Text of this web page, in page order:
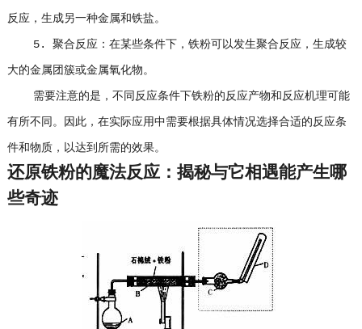
反应，生成另一种金属和铁盐。
5. 聚合反应：在某些条件下，铁粉可以发生聚合反应，生成较
大的金属团簇或金属氧化物。
需要注意的是，不同反应条件下铁粉的反应产物和反应机理可能
有所不同。因此，在实际应用中需要根据具体情况选择合适的反应条
件和物质，以达到所需的效果。
还原铁粉的魔法反应：揭秘与它相遇能产生哪
些奇迹